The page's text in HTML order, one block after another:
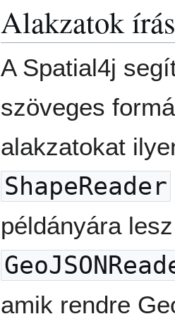
Alakzatok
A Spatial4j
szöveges
alakzatokat
ShapeReader
példányára
amik rendre